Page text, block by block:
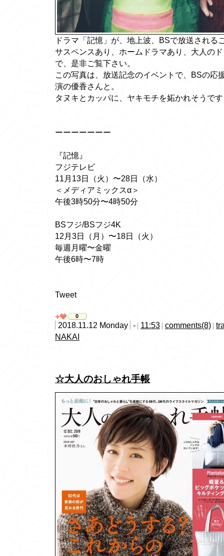
ドラマ「記憶」が、地上波、BSで放送される
サスペンスあり、ホームドラマあり、大人の
で、是非ご覧下さい。
この写真は、放送記念のイベントで、BSの応
演の優香さんと。
タヌキとカッパに、ヤキモチを妬かれそうで
ーーーーーーー
『記憶』
フジテレビ
11月13日（火）〜28日（水）
＜メディアミックスα＞
午後3時50分〜4時50分
BSフジ/BSフジ4K
12月3日（月）〜18日（火）
毎週月曜〜金曜
午後6時〜7時
Tweet
0
2018.11.12 Monday - 11:53 comments(8)
NAKAI
☆大人のおしゃれ手帳